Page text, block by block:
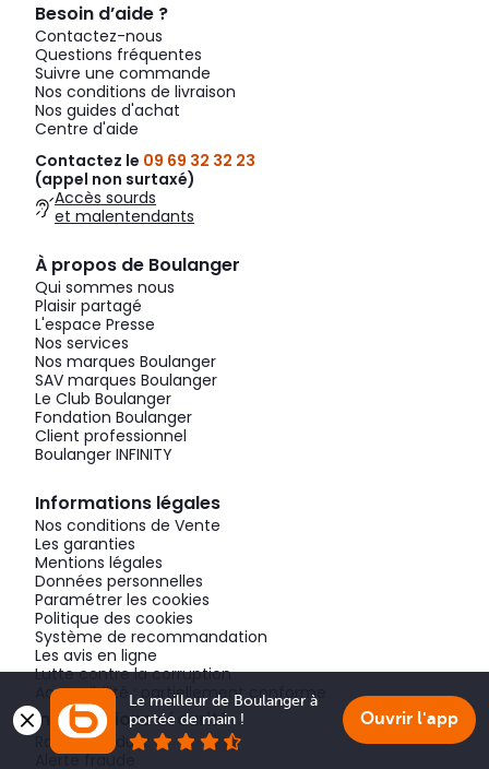
Besoin d’aide ?
Contactez-nous
Questions fréquentes
Suivre une commande
Nos conditions de livraison
Nos guides d'achat
Centre d'aide
Contactez le 09 69 32 32 23
(appel non surtaxé)
Accès sourds
et malentendants
À propos de Boulanger
Qui sommes nous
Plaisir partagé
L'espace Presse
Nos services
Nos marques Boulanger
SAV marques Boulanger
Le Club Boulanger
Fondation Boulanger
Client professionnel
Boulanger INFINITY
Informations légales
Nos conditions de Vente
Les garanties
Mentions légales
Données personnelles
Paramétrer les cookies
Politique des cookies
Système de recommandation
Les avis en ligne
Lutte contre la corruption
Accessibilité : partiellement conforme
Informations sécurité
Rappel produit
Alerte fraude
Le meilleur de Boulanger à
portée de main !
Ouvrir l'app